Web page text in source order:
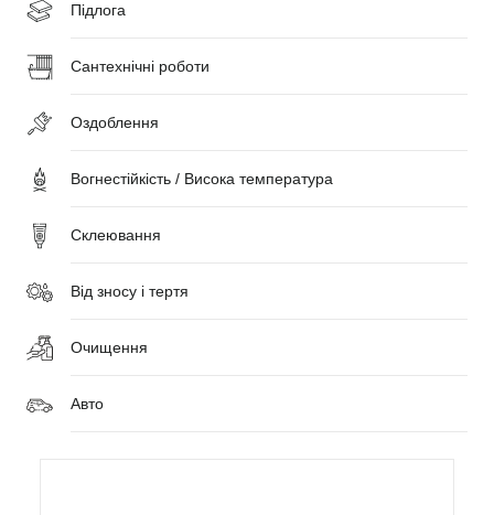
Підлога
Сантехнічні роботи
Оздоблення
Вогнестійкість / Висока температура
Склеювання
Від зносу і тертя
Очищення
Авто